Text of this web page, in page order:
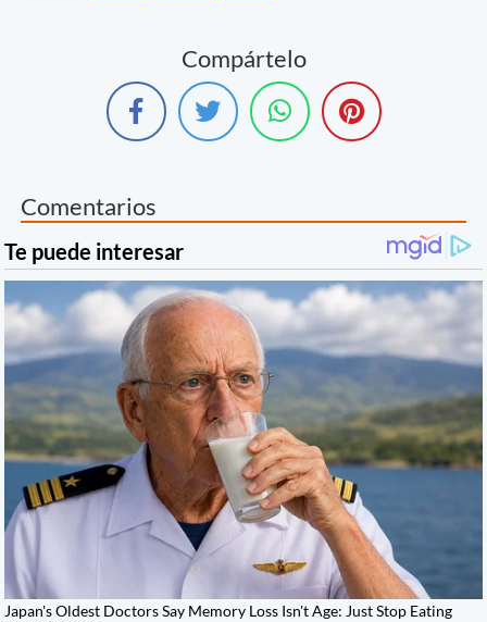
Compártelo
Comentarios